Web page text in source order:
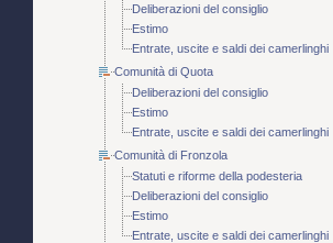
Deliberazioni del consiglio
Estimo
Entrate, uscite e saldi dei camerlinghi
Comunità di Quota
Deliberazioni del consiglio
Estimo
Entrate, uscite e saldi dei camerlinghi
Comunità di Fronzola
Statuti e riforme della podesteria
Deliberazioni del consiglio
Estimo
Entrate, uscite e saldi dei camerlinghi